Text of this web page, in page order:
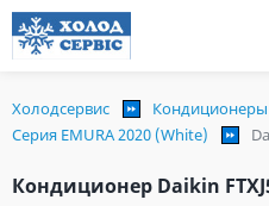
Холодсервис Кондиционеры
Серия EMURA 2020 (White)
Кондиционер Daikin